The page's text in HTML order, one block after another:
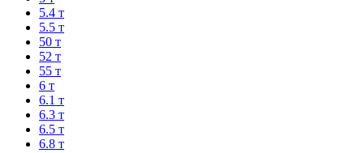
5.4 т
5.5 т
50 т
52 т
55 т
6 т
6.1 т
6.3 т
6.5 т
6.8 т